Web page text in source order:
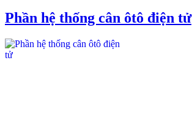
Phần hệ thống cân ôtô điện tử